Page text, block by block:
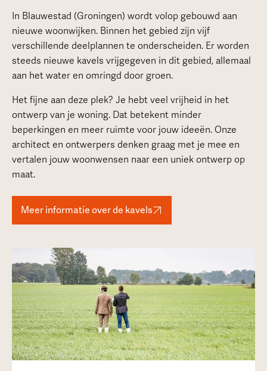
In Blauwestad (Groningen) wordt volop gebouwd aan
nieuwe woonwijken. Binnen het gebied zijn vijf
verschillende deelplannen te onderscheiden. Er worden
steeds nieuwe kavels vrijgegeven in dit gebied, allemaal
aan het water en omringd door groen.
Het fijne aan deze plek? Je hebt veel vrijheid in het
ontwerp van je woning. Dat betekent minder
beperkingen en meer ruimte voor jouw ideeën. Onze
architect en ontwerpers denken graag met je mee en
vertalen jouw woonwensen naar een uniek ontwerp op
maat.
Meer informatie over de kavels